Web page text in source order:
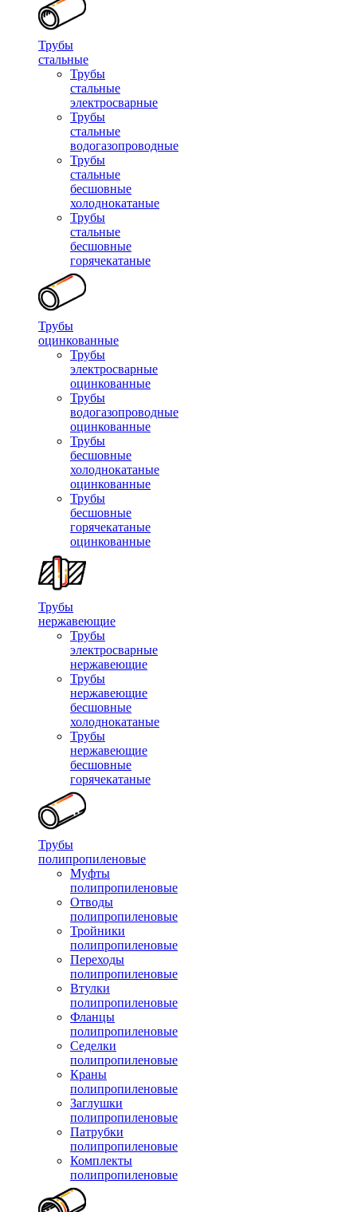
Трубы
стальные
Трубы
стальные
электросварные
Трубы
стальные
водогазопроводные
Трубы
стальные
бесшовные
холоднокатаные
Трубы
стальные
бесшовные
горячекатаные
Трубы
оцинкованные
Трубы
электросварные
оцинкованные
Трубы
водогазопроводные
оцинкованные
Трубы
бесшовные
холоднокатаные
оцинкованные
Трубы
бесшовные
горячекатаные
оцинкованные
Трубы
нержавеющие
Трубы
электросварные
нержавеющие
Трубы
нержавеющие
бесшовные
холоднокатаные
Трубы
нержавеющие
бесшовные
горячекатаные
Трубы
полипропиленовые
Муфты
полипропиленовые
Отводы
полипропиленовые
Тройники
полипропиленовые
Переходы
полипропиленовые
Втулки
полипропиленовые
Фланцы
полипропиленовые
Седелки
полипропиленовые
Краны
полипропиленовые
Заглушки
полипропиленовые
Патрубки
полипропиленовые
Комплекты
полипропиленовые